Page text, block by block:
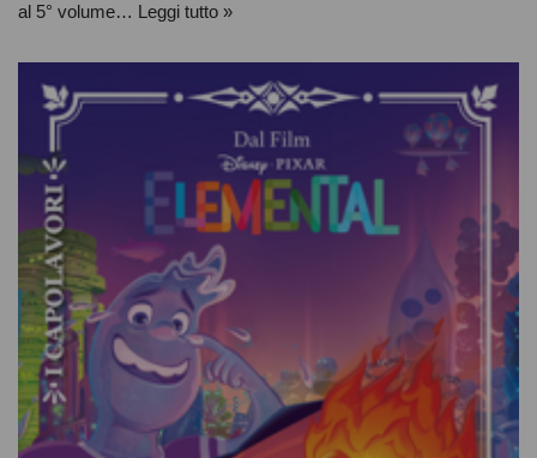
al 5° volume… Leggi tutto »